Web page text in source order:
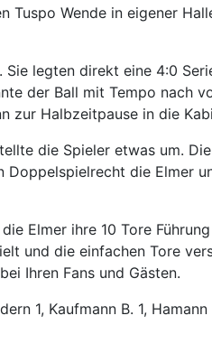
Tuspo Wende in eigener
legten direkt eine 4:0
der Ball mit Tempo nach
zur Halbzeitpause in die
die Spieler etwas um.
die Elmer
Elmer ihre 10 Tore
und die einfachen Tore
Ihren Fans und Gästen.
1, Kaufmann B. 1, Hamann